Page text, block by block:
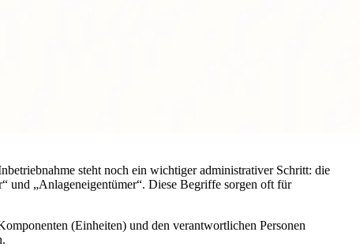
steht noch ein wichtiger administrativer Schritt: die
und „Anlageneigentümer“. Diese Begriffe sorgen oft für
(Einheiten) und den verantwortlichen Personen